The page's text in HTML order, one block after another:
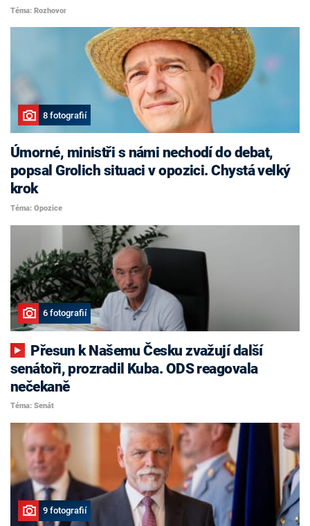
Téma: Rozhovor
8 fotografií
Úmorné, ministři s námi nechodí do debat,
popsal Grolich situaci v opozici. Chystá velký
krok
Téma: Opozice
6 fotografií
senátoři, prozradil Kuba. ODS reagovala
nečekaně
Téma: Senát
9 fotografií